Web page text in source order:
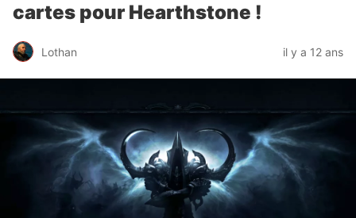
cartes pour Hearthstone !
Lothan il y a 12 ans